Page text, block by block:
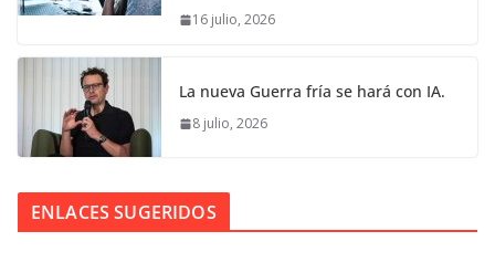
16 julio, 2026
La nueva Guerra fría se hará con IA.
8 julio, 2026
ENLACES SUGERIDOS